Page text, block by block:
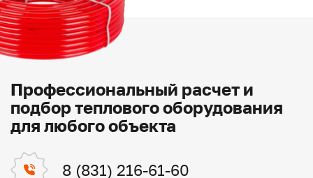
Профессиональный расчет и
подбор теплового оборудования
для любого объекта
8 (831) 216-61-60